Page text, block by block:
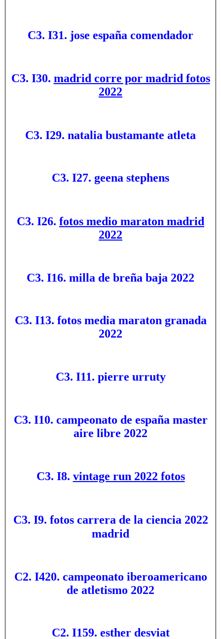
C3. I31. jose españa comendador
C3. I30. madrid corre por madrid fotos
2022
C3. I29. natalia bustamante atleta
C3. I27. geena stephens
C3. I26. fotos medio maraton madrid
2022
C3. I16. milla de breña baja 2022
C3. I13. fotos media maraton granada
2022
C3. I11. pierre urruty
C3. I10. campeonato de españa master
aire libre 2022
C3. I8. vintage run 2022 fotos
C3. I9. fotos carrera de la ciencia 2022
madrid
C2. I420. campeonato iberoamericano
de atletismo 2022
C2. I159. esther desviat